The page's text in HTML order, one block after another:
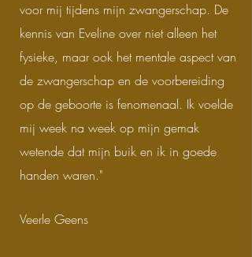
voor mij tijdens mijn zwangerschap. De
kennis van Eveline over niet alleen het
fysieke, maar ook het mentale aspect van
de zwangerschap en de voorbereiding
op de geboorte is fenomenaal. Ik voelde
mij week na week op mijn gemak
wetende dat mijn buik en ik in goede
handen waren."
Veerle Geens